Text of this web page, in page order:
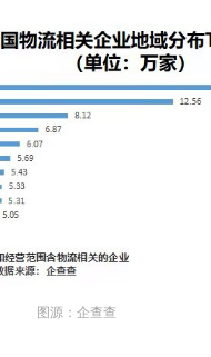
图源：企查查